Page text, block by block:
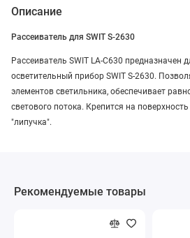
Описание
Рассеиватель для SWIT S-2630
Рассеиватель SWIT LA-C630 предназначен
осветительный прибор SWIT S-2630.
элементов светильника, обеспечивает
светового потока. Крепится на
"липучка".
Рекомендуемые товары